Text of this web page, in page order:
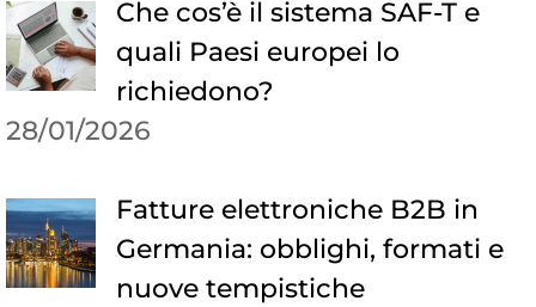
Che cos’è il sistema SAF-T e
quali Paesi europei lo
richiedono?
28/01/2026
Fatture elettroniche B2B in
Germania: obblighi, formati e
nuove tempistiche